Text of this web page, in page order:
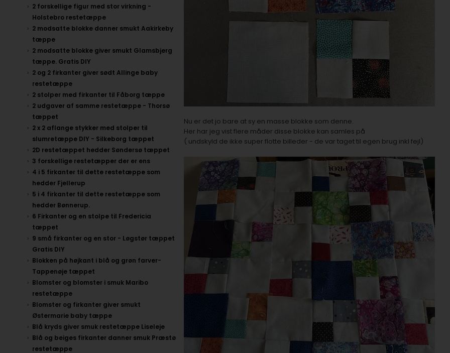
2 forskellige figur med stor virkning -
Holstebro restetæppe
2 modsatte blokke danner smukt Aakirkeby
tæppe
2 modsatte blokke giver smukt Glamsbjerg
tæppe. Gratis DIY
2 og 2 firkanter giver sødt Allinge baby
restetæppe
2 stolper med firkanter til Fåborg tæppe
2 udgaver af samme restetæppe - Thorsø
tæppet
2 x 2 aflange stykker med stolper til
slumretæppe DIY - Silkeborg tæppet
2D restetæppet hedder Søndersø tæppet
3 forskellige restetæpper der er ens
4 i 5 firkanter til dette restetæppe som
hedder Fjellerup
5 i 4 firkanter til dette restetæppe som
hedder Bønnerup.
6 Firkanter og en stolpe til Fredericia
tæppet
9 små firkanter og en stor - Løgstør tæppet
Gratis DIY
Blokken på højkant i blå og grøn farver-
Tappenøje tæppet
Blomster og blomster i smuk Maribo
restetæppe
Blomster og firkanter giver smukt
Østermarie baby tæppe
Blå kryds giver smuk restetæppe Liseleje
Blå og beiges firkanter danner smuk Præstø
restetæppe
Nu er det jo bare at sy en masse blokke som denne.
Her har jeg vist flere måder disse blokke kan samles på
( undskyld de ikke super flotte billeder - de var taget til egen brug inkl fejl)